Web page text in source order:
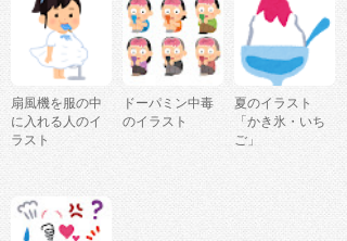
扇風機を服の中
に入れる人のイ
ラスト
ドーパミン中毒
のイラスト
夏のイラスト
「かき氷・いち
ご」